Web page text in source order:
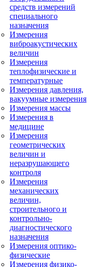
средств измерений
специального
назначения
Измерения
виброакустических
величин
Измерения
теплофизические и
температурные
Измерения давления,
вакуумные измерения
Измерения массы
Измерения в
медицине
Измерения
геометрических
величин и
неразрушающего
контроля
Измерения
механических
величин,
строительного и
контрольно-
диагностического
назначения
Измерения оптико-
физические
Измерения физико-